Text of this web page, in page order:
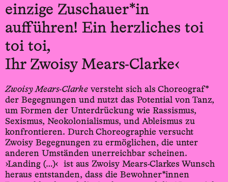
einzige Zuschauer*in
aufführen! Ein herzliches toi
toi toi,
Ihr Zwoisy Mears-Clarke‹
Zwoisy Mears-Clarke versteht sich als Choreograf*
der Begegnungen und nutzt das Potential von Tanz,
um Formen der Unterdrückung wie Rassismus,
Sexismus, Neokolonialismus, und Ableismus zu
konfrontieren. Durch Choreographie versucht
Zwoisy Begegnungen zu ermöglichen, die unter
anderen Umständen unerreichbar scheinen.
›Landing (…)‹ ist aus Zwoisy Mears-Clarkes Wunsch
heraus entstanden, dass die Bewohner*innen